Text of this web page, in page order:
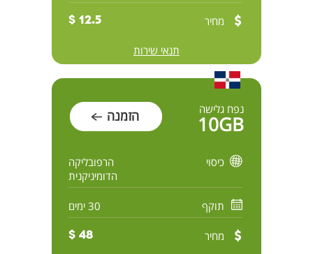
מחיר 12.5 $
תנאי שירות
נפח גלישה
10GB הזמנה
כיסוי
הרפובליקה
הדומיניקנית
תוקף 30 ימים
מחיר 48 $